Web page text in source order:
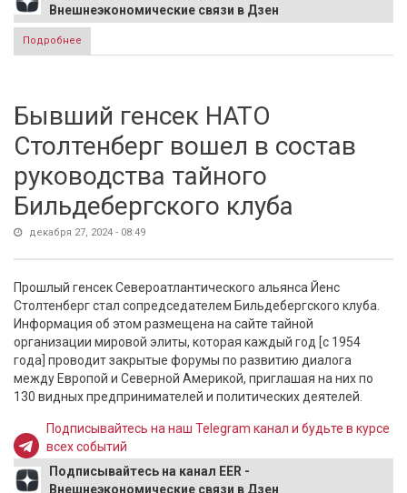
Внешнеэкономические связи в Дзен
Подробнее
выплатить 15 млн рублей за сбитый F-16
Бывший генсек НАТО
Столтенберг вошел в состав
руководства тайного
Бильдебергского клуба
декабря 27, 2024 - 08:49
Прошлый генсек Североатлантического альянса Йенс
Столтенберг стал сопредседателем Бильдебергского клуба.
Информация об этом размещена на сайте тайной
организации мировой элиты, которая каждый год [с 1954
года] проводит закрытые форумы по развитию диалога
между Европой и Северной Америкой, приглашая на них по
130 видных предпринимателей и политических деятелей.
Подписывайтесь на наш Telegram канал и будьте в курсе
всех событий
Подписывайтесь на канал EER -
Внешнеэкономические связи в Дзен